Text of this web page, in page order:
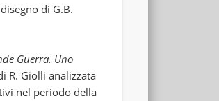
di G.B.
Guerra. Uno
R. Giolli analizzata
nel periodo della